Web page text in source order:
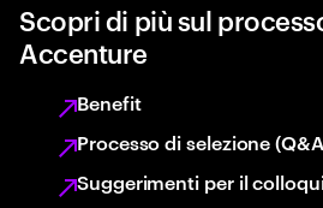
Scopri di più sul
Accenture
Benefit
Processo di selezione
Suggerimenti per il